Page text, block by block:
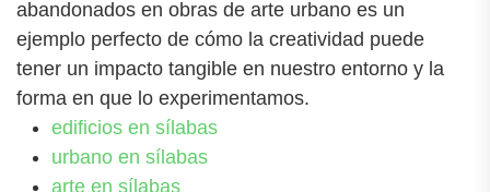
abandonados en obras de arte urbano es un
ejemplo perfecto de cómo la creatividad puede
tener un impacto tangible en nuestro entorno y la
forma en que lo experimentamos.
edificios en sílabas
urbano en sílabas
arte en sílabas